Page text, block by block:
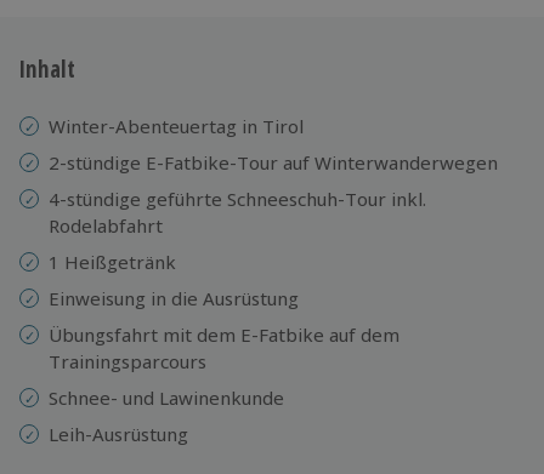
3 Jahre gültig & verlängerbar.
Inhalt
Winter-Abenteuertag in Tirol
2-stündige E-Fatbike-Tour auf Winterwanderwegen
4-stündige geführte Schneeschuh-Tour inkl.
Rodelabfahrt
1 Heißgetränk
Einweisung in die Ausrüstung
Übungsfahrt mit dem E-Fatbike auf dem
Trainingsparcours
Schnee- und Lawinenkunde
Leih-Ausrüstung